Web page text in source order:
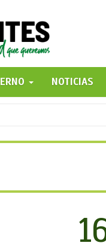
NOTICIAS